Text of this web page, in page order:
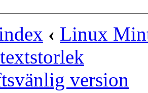
‹ Linux
version